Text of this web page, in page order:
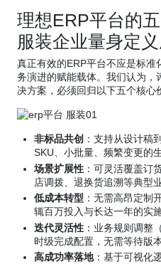
理想ERP平台的
服装企业量身定
真正有效的ERP平台不应是标准
务演进的赋能载体。我们认为，
决方案，必须回归以下五个核心
非标品共创 ：支持从设计稿
SKU、小批量、频繁变更的
场景扩展性 ：可灵活覆盖订
店调拨、退换货追溯等典型
低成本转型 ：无需高昂定制
辄百万投入与长达一年的实
迭代灵活性 ：业务规则调整
时级完成配置，无需等待版
高成功率落地：基于可视化